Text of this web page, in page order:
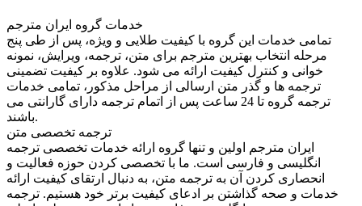
خدمات گروه ایران مترجم
تمامی خدمات این گروه با کیفیت طلایی و ویژه، پس از طی پنج
مرحله انتخاب بهترین مترجم برای متن، ترجمه، ویرایش، نمونه
خوانی و کنترل کیفیت ارائه می شود. علاوه بر کیفیت تضمینی
ترجمه ها و گذر متن ارسالی از مراحل مذکور، تمامی خدمات
ترجمه گروه تا 24 ساعت پس از اتمام ترجمه دارای گارانتی می
باشند.
ترجمه تخصصی متن
ایران مترجم اولین و تنها گروه ارائه خدمات تخصصی ترجمه
انگلیسی و فارسی است. ما با تخصصی کردن حوزه فعالیت و
انحصاری کردن آن به ترجمه متن، به دنبال ارتقای کیفیت ارائه
خدمات و صحه گذاشتن بر ادعای کیفیت برتر خود هستیم. ترجمه